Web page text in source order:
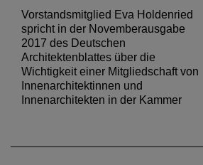
Vorstandsmitglied Eva Holdenried
spricht in der Novemberausgabe
2017 des Deutschen
Architektenblattes über die
Wichtigkeit einer Mitgliedschaft von
Innenarchitektinnen und
Innenarchitekten in der Kammer